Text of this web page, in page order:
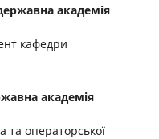
академія
кафедри
академія
та операторської